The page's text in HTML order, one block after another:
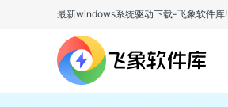
最新windows系统驱动下载-飞象软件库!